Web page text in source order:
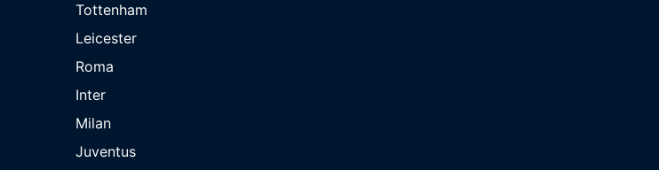
Tottenham
Leicester
Roma
Inter
Milan
Juventus